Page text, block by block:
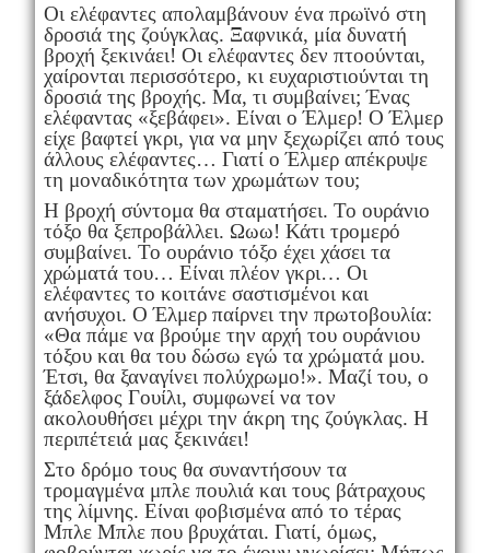
Οι ελέφαντες απολαμβάνουν ένα πρωϊνό στη
δροσιά της ζούγκλας. Ξαφνικά, μία δυνατή
βροχή ξεκινάει! Οι ελέφαντες δεν πτοούνται,
χαίρονται περισσότερο, κι ευχαριστιούνται τη
δροσιά της βροχής. Μα, τι συμβαίνει; Ένας
ελέφαντας «ξεβάφει». Είναι ο Έλμερ! Ο Έλμερ
είχε βαφτεί γκρι, για να μην ξεχωρίζει από τους
άλλους ελέφαντες… Γιατί ο Έλμερ απέκρυψε
τη μοναδικότητα των χρωμάτων του;
Η βροχή σύντομα θα σταματήσει. Το ουράνιο
τόξο θα ξεπροβάλλει. Ωωω! Κάτι τρομερό
συμβαίνει. Το ουράνιο τόξο έχει χάσει τα
χρώματά του… Είναι πλέον γκρι… Οι
ελέφαντες το κοιτάνε σαστισμένοι και
ανήσυχοι. Ο Έλμερ παίρνει την πρωτοβουλία:
«Θα πάμε να βρούμε την αρχή του ουράνιου
τόξου και θα του δώσω εγώ τα χρώματά μου.
Έτσι, θα ξαναγίνει πολύχρωμο!». Μαζί του, ο
ξάδελφος Γουίλι, συμφωνεί να τον
ακολουθήσει μέχρι την άκρη της ζούγκλας. Η
περιπέτειά μας ξεκινάει!
Στο δρόμο τους θα συναντήσουν τα
τρομαγμένα μπλε πουλιά και τους βάτραχους
της λίμνης. Είναι φοβισμένα από το τέρας
Μπλε Μπλε που βρυχάται. Γιατί, όμως,